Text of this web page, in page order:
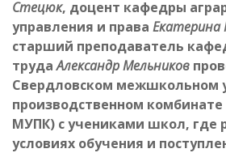
Стецюк, доцент кафедры
управления и права Екатерина
старший преподаватель
трудаАлександр Мельников
Свердловском межшкольном
производственном
МУПК) с учениками школ, где
условиях обучения и